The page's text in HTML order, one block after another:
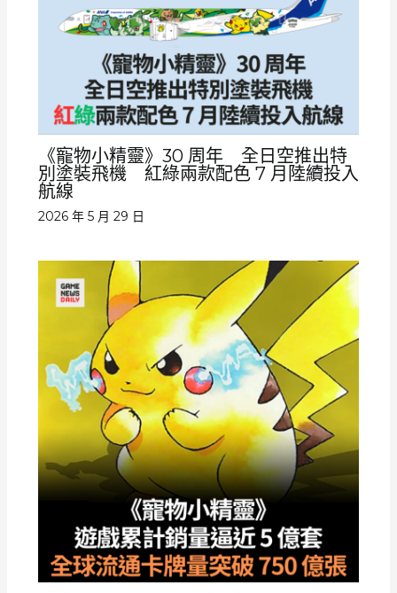
《寵物小精靈》30 周年 全日空推出特
別塗裝飛機 紅綠兩款配色 7 月陸續投入
航線
2026 年 5 月 29 日